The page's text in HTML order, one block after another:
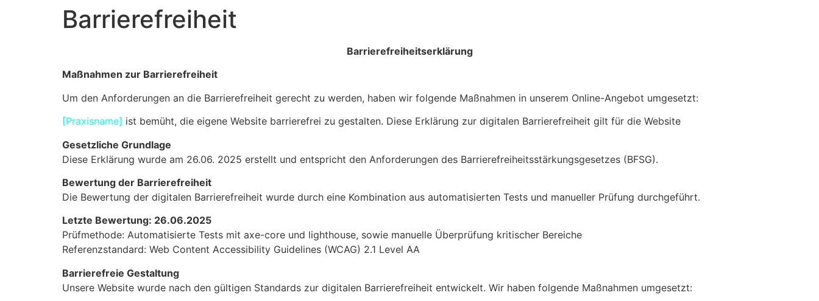
Barrierefreiheit
Barrierefreiheitserklärung
Maßnahmen zur Barrierefreiheit
Um den Anforderungen an die Barrierefreiheit gerecht zu werden, haben wir folgende Maßnahmen in unserem Online-Angebot umgesetzt:
[Praxisname] ist bemüht, die eigene Website barrierefrei zu gestalten. Diese Erklärung zur digitalen Barrierefreiheit gilt für die Website
Gesetzliche Grundlage
Diese Erklärung wurde am 26.06. 2025 erstellt und entspricht den Anforderungen des Barrierefreiheitsstärkungsgesetzes (BFSG).
Bewertung der Barrierefreiheit
Die Bewertung der digitalen Barrierefreiheit wurde durch eine Kombination aus automatisierten Tests und manueller Prüfung durchgeführt.
Letzte Bewertung: 26.06.2025
Prüfmethode: Automatisierte Tests mit axe-core und lighthouse, sowie manuelle Überprüfung kritischer Bereiche
Referenzstandard: Web Content Accessibility Guidelines (WCAG) 2.1 Level AA
Barrierefreie Gestaltung
Unsere Website wurde nach den gültigen Standards zur digitalen Barrierefreiheit entwickelt. Wir haben folgende Maßnahmen umgesetzt: